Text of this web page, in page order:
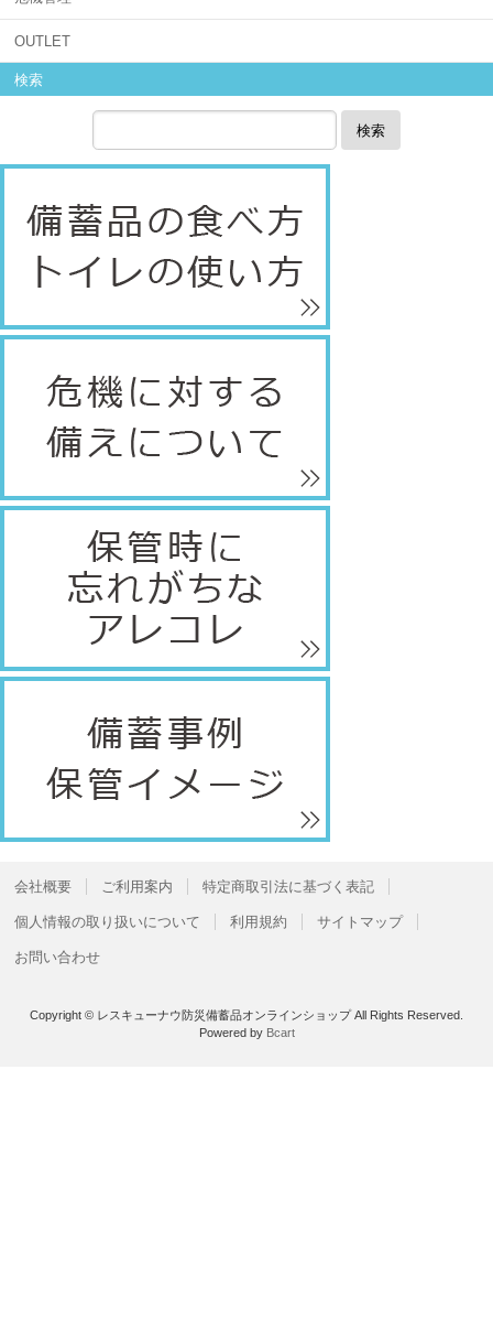
OUTLET
検索
検索
会社概要 ご利用案内 特定商取引法に基づく表記
個人情報の取り扱いについて 利用規約 サイトマップ
お問い合わせ
Copyright © レスキューナウ防災備蓄品オンラインショップ All Rights Reserved.
Powered by Bcart